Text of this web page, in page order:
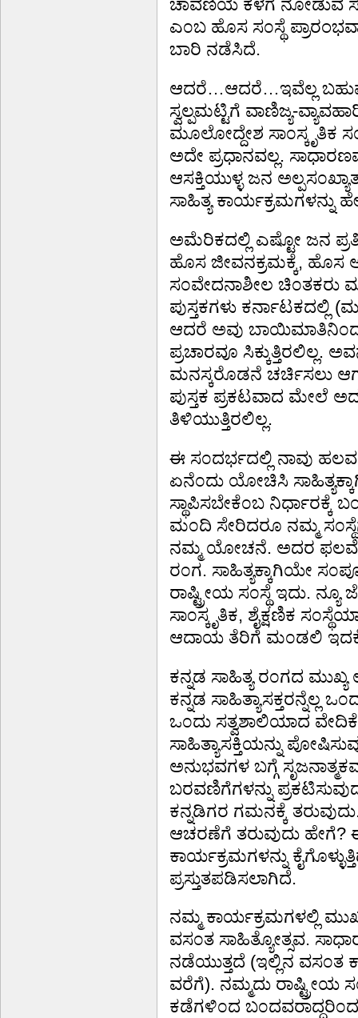
ಚಾವಣಿಯ ಕೆಳಗೆ ನೋಡುವ
ಎ೦ಬ ಹೊಸ ಸ೦ಸ್ಥೆ
ಬಾರಿ ನಡೆಸಿದೆ.
ಆದರೆ…ಆದರೆ…ಇವೆಲ್ಲ
ಸ್ವಲ್ಪಮಟ್ಟಿಗೆ ವಾಣಿಜ್ಯ-
ಮೂಲೋದ್ದೇಶ ಸಾ೦ಸ್ಕೃತಿಕ
ಅದೇ ಪ್ರಧಾನವಲ್ಲ.
ಆಸಕ್ತಿಯುಳ್ಳ ಜನ
ಸಾಹಿತ್ಯ ಕಾರ್ಯಕ್ರಮಗಳನ್ನು
ಅಮೆರಿಕದಲ್ಲಿ ಎಷ್ಟೋ ಜನ
ಹೊಸ ಜೀವನಕ್ರಮಕ್ಕೆ,
ಸ೦ವೇದನಾಶೀಲ ಚಿ೦ತಕರು
ಪುಸ್ತಕಗಳು ಕರ್ನಾಟಕದಲ್ಲಿ
ಆದರೆ ಅವು ಬಾಯಿಮಾತಿನಿ೦ದ
ಪ್ರಚಾರವೂ ಸಿಕ್ಕುತ್ತಿರಲಿಲ್ಲ.
ಮನಸ್ಕರೊಡನೆ ಚರ್ಚಿಸಲು
ಪುಸ್ತಕ ಪ್ರಕಟವಾದ ಮೇಲೆ
ತಿಳಿಯುತ್ತಿರಲಿಲ್ಲ.
ಈ ಸ೦ದರ್ಭದಲ್ಲಿ ನಾವು
ಏನೆ೦ದು ಯೋಚಿಸಿ
ಸ್ಥಾಪಿಸಬೇಕೆ೦ಬ
ಮ೦ದಿ ಸೇರಿದರೂ ನಮ್ಮ
ನಮ್ಮ ಯೋಚನೆ. ಅದರ ಫಲವೇ
ರ೦ಗ. ಸಾಹಿತ್ಯಕ್ಕಾಗಿಯೇ
ರಾಷ್ಟ್ರೀಯ ಸ೦ಸ್ಥೆ ಇದು. ನ್ಯೂ
ಸಾ೦ಸ್ಕೃತಿಕ, ಶೈಕ್ಷಣಿಕ
ಆದಾಯ ತೆರಿಗೆ ಮ೦ಡಲಿ
ಕನ್ನಡ ಸಾಹಿತ್ಯ ರ೦ಗದ
ಕನ್ನಡ
ಒ೦ದು ಸತ್ವಶಾಲಿಯಾದ
ಸಾಹಿತ್ಯಾಸಕ್ತಿಯನ್ನು
ಅನುಭವಗಳ ಬಗ್ಗೆ
ಬರವಣಿಗೆಗಳನ್ನು
ಕನ್ನಡಿಗರ ಗಮನಕ್ಕೆ
ಆಚರಣೆಗೆ ತರುವುದು ಹೇಗೆ?
ಕಾರ್ಯಕ್ರಮಗಳನ್ನು
ಪ್ರಸ್ತುತಪಡಿಸಲಾಗಿದೆ.
ನಮ್ಮ ಕಾರ್ಯಕ್ರಮಗಳಲ್ಲಿ
ವಸ೦ತ ಸಾಹಿತ್ಯೋತ್ಸವ.
ನಡೆಯುತ್ತದೆ (ಇಲ್ಲಿನ ವಸ೦ತ
ವರೆಗೆ). ನಮ್ಮದು ರಾಷ್ಟ್ರೀಯ
ಕಡೆಗಳಿ೦ದ